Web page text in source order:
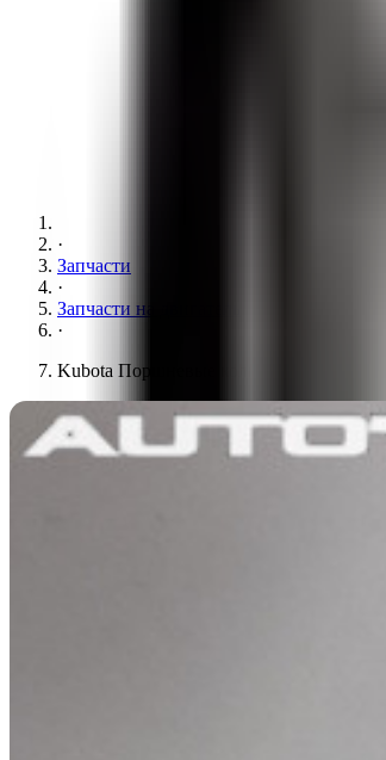
·
Запчасти
·
Запчасти на двигатель
·
Kubota Поршневые кольца 76mm 2x1.5x4